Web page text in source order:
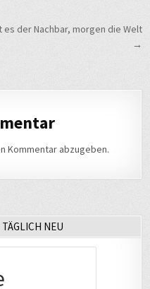
es der Nachbar, morgen die Welt
→
Kommentar abzugeben.
NEU